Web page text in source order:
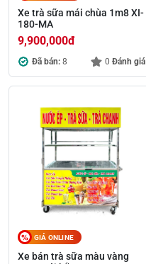
Xe trà sữa mái chùa 1m8 XI-
180-MA
9,900,000đ
Đã bán: 8 0 Đánh giá
GIÁ ONLINE
Xe bán trà sữa màu vàng